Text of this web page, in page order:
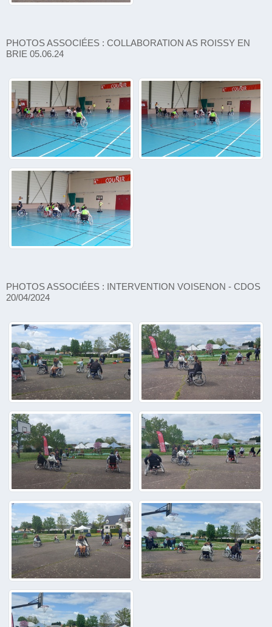
PHOTOS ASSOCIÉES : COLLABORATION AS ROISSY EN
BRIE 05.06.24
PHOTOS ASSOCIÉES : INTERVENTION VOISENON - CDOS
20/04/2024